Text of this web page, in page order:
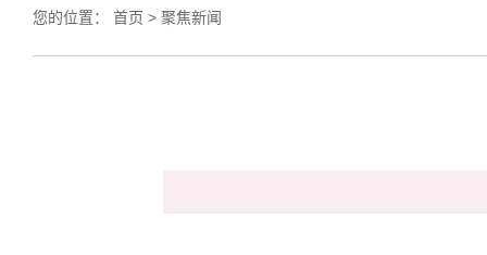
您的位置： 首页 > 聚焦新闻